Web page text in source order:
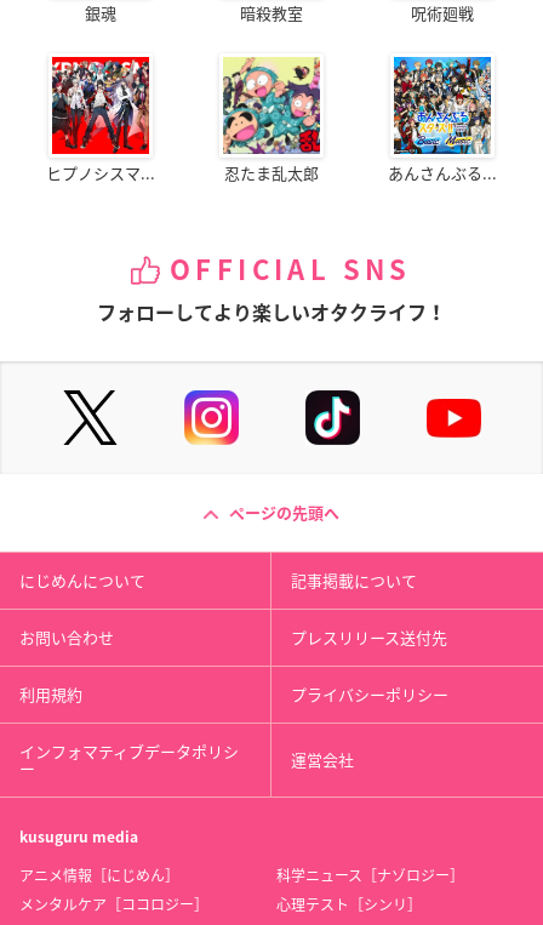
銀魂 暗殺教室 呪術廻戦
ヒプノシスマ... 忍たま乱太郎 あんさんぶる...
OFFICIAL SNS
フォローしてより楽しいオタクライフ！
ページの先頭へ
にじめんについて 記事掲載について
お問い合わせ プレスリリース送付先
利用規約 プライバシーポリシー
インフォマティブデータポリシ
ー 運営会社
kusuguru media
アニメ情報［にじめん］
科学ニュース［ナゾロジー］
メンタルケア［ココロジー］
心理テスト［シンリ］